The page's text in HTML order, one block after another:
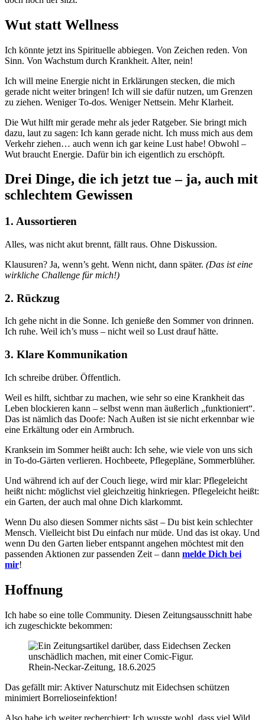
Wut statt Wellness
Ich könnte jetzt ins Spirituelle abbiegen. Von Zeichen reden. Von
Sinn. Von Wachstum durch Krankheit. Alter, nein!
Ich will meine Energie nicht in Erklärungen stecken, die mich
gerade nicht weiter bringen! Ich will sie dafür nutzen, um Grenzen
zu ziehen. Weniger To-dos. Weniger Nettsein. Mehr Klarheit.
Die Wut hilft mir gerade mehr als jeder Ratgeber. Sie bringt mich
dazu, laut zu sagen: Ich kann gerade nicht. Ich muss mich aus dem
Verkehr ziehen… auch wenn ich gar keine Lust habe! Obwohl –
Wut braucht Energie. Dafür bin ich eigentlich zu erschöpft.
Drei Dinge, die ich jetzt tue – ja, auch mit
schlechtem Gewissen
1. Aussortieren
Alles, was nicht akut brennt, fällt raus. Ohne Diskussion.
Klausuren? Ja, wenn’s geht. Wenn nicht, dann später. (Das ist eine
wirkliche Challenge für mich!)
2. Rückzug
Ich gehe nicht in die Sonne. Ich genieße den Sommer von drinnen.
Ich ruhe. Weil ich’s muss – nicht weil so Lust drauf hätte.
3. Klare Kommunikation
Ich schreibe drüber. Öffentlich.
Weil es hilft, sichtbar zu machen, wie sehr so eine Krankheit das
Leben blockieren kann – selbst wenn man äußerlich „funktioniert“.
Das ist nämlich das Doofe: Nach Außen ist sie nicht erkennbar wie
eine Erkältung oder ein Armbruch.
Kranksein im Sommer heißt auch: Ich sehe, wie viele von uns sich
in To-do-Gärten verlieren. Hochbeete, Pflegepläne, Sommerblüher.
Und während ich auf der Couch liege, wird mir klar: Pflegeleicht
heißt nicht: möglichst viel gleichzeitig hinkriegen. Pflegeleicht heißt:
ein Garten, der auch mal ohne Dich klarkommt.
Wenn Du also diesen Sommer nichts säst – Du bist kein schlechter
Mensch. Vielleicht bist Du einfach nur müde. Und das ist okay. Und
wenn Du den Garten lieber entspannt angehen möchtest mit den
passenden Aktionen zur passenden Zeit – dann melde Dich bei
mir!
Hoffnung
Ich habe so eine tolle Community. Diesen Zeitungsausschnitt habe
ich zugeschickte bekommen:
Rhein-Neckar-Zeitung, 18.6.2025
Das gefällt mir: Aktiver Naturschutz mit Eidechsen schützen
minimiert Borrelioseinfektion!
Also habe ich weiter recherchiert: Ich wusste wohl, dass viel Wild